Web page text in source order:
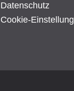
Datenschutz
Cookie-